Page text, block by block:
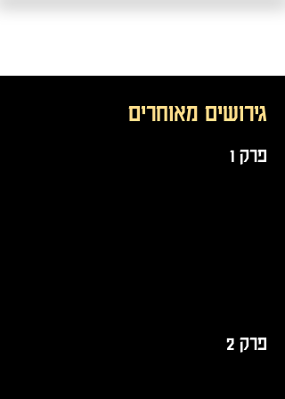
גירושים מאוחרים
פרק 1
פרק 2